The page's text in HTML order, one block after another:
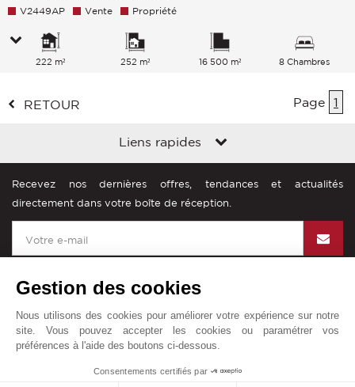
V2449AP Vente Propriété
222 m² 252 m² 16 500 m² 8 Chambres
RETOUR Page 1
Liens rapides
Recevez nos dernières offres, tendances et actualités
directement dans votre boîte de réception.
John Taylor dans le monde
Mentions légales
Gestion des cookies
Nous utilisons des cookies pour améliorer votre expérience sur notre
site. Vous pouvez accepter les cookies ou paramétrer vos
préférences à l'aide des boutons ci-dessous.
Consentements certifiés par